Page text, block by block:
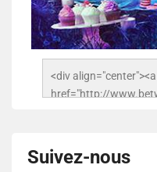
<div align="center"><a
href="http://
503716673157532-
alt="Between D&R"
Suivez-nous